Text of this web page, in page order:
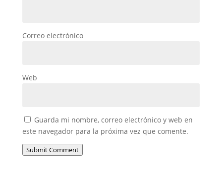
Correo electrónico
Web
Guarda mi nombre, correo electrónico y web en
este navegador para la próxima vez que comente.
Submit Comment